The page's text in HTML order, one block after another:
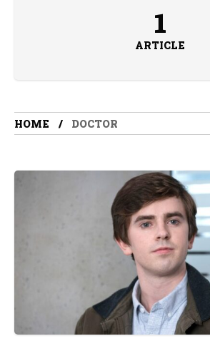
1
ARTICLE
HOME DOCTOR